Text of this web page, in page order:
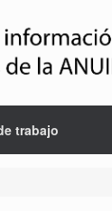
trabajo